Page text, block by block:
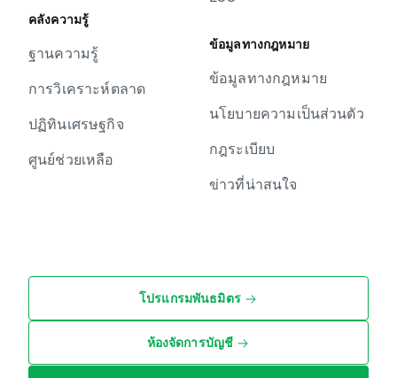
คลังความรู้
ฐานความรู้
การวิเคราะห์ตลาด
ปฏิทินเศรษฐกิจ
ศูนย์ช่วยเหลือ
ข้อมูลทางกฎหมาย
ข้อมูลทางกฎหมาย
นโยบายความเป็นส่วนตัว
กฎระเบียบ
ข่าวที่น่าสนใจ
โปรแกรมพันธมิตร
ห้องจัดการบัญชี